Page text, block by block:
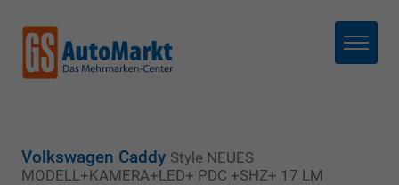
Menü
Volkswagen Caddy Style NEUES
MODELL+KAMERA+LED+ PDC +SHZ+ 17 LM